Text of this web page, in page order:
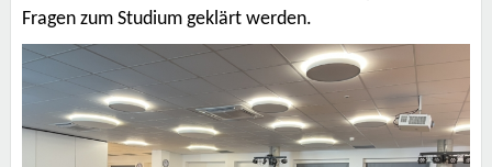
Fragen zum Studium geklärt werden.